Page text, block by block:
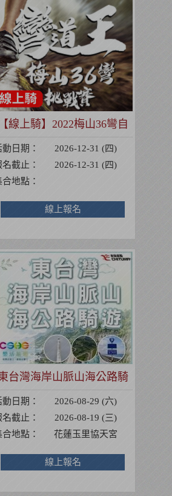
【線上騎】2022梅山36彎自
行車挑戰賽
動日期：
2026-12-31 (四)
名截止：
2026-12-31 (四)
合地點：
線上報名
台灣海岸山脈山海公路騎
遊
動日期：
2026-08-29 (六)
名截止：
2026-08-19 (三)
合地點：
花蓮玉里協天宮
線上報名